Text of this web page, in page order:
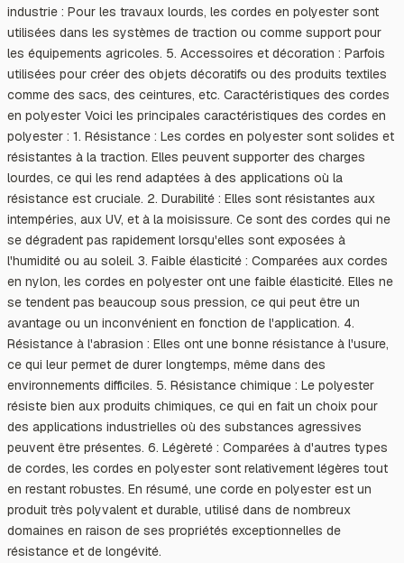
industrie : Pour les travaux lourds, les cordes en polyester sont
utilisées dans les systèmes de traction ou comme support pour
les équipements agricoles. 5. Accessoires et décoration : Parfois
utilisées pour créer des objets décoratifs ou des produits textiles
comme des sacs, des ceintures, etc. Caractéristiques des cordes
en polyester Voici les principales caractéristiques des cordes en
polyester : 1. Résistance : Les cordes en polyester sont solides et
résistantes à la traction. Elles peuvent supporter des charges
lourdes, ce qui les rend adaptées à des applications où la
résistance est cruciale. 2. Durabilité : Elles sont résistantes aux
intempéries, aux UV, et à la moisissure. Ce sont des cordes qui ne
se dégradent pas rapidement lorsqu'elles sont exposées à
l'humidité ou au soleil. 3. Faible élasticité : Comparées aux cordes
en nylon, les cordes en polyester ont une faible élasticité. Elles ne
se tendent pas beaucoup sous pression, ce qui peut être un
avantage ou un inconvénient en fonction de l'application. 4.
Résistance à l'abrasion : Elles ont une bonne résistance à l'usure,
ce qui leur permet de durer longtemps, même dans des
environnements difficiles. 5. Résistance chimique : Le polyester
résiste bien aux produits chimiques, ce qui en fait un choix pour
des applications industrielles où des substances agressives
peuvent être présentes. 6. Légèreté : Comparées à d'autres types
de cordes, les cordes en polyester sont relativement légères tout
en restant robustes. En résumé, une corde en polyester est un
produit très polyvalent et durable, utilisé dans de nombreux
domaines en raison de ses propriétés exceptionnelles de
résistance et de longévité.